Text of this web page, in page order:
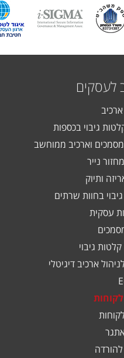
לעסקים
גיבוי בכספות
וארכיב ממוחשב
נייר
ותיוק
בחוות שרתים
עסקית
גיבוי
ארכיב דיגיטלי